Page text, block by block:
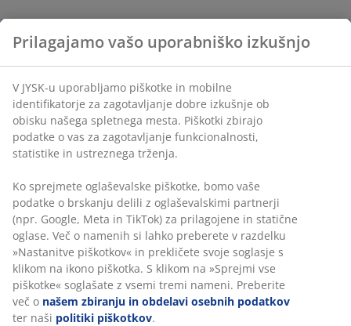
Prilagajamo vašo uporabniško izkušnjo
V JYSK-u uporabljamo piškotke in mobilne
identifikatorje za zagotavljanje dobre izkušnje ob
obisku našega spletnega mesta. Piškotki zbirajo
podatke o vas za zagotavljanje funkcionalnosti,
statistike in ustreznega trženja.
Ko sprejmete oglaševalske piškotke, bomo vaše
podatke o brskanju delili z oglaševalskimi partnerji
(npr. Google, Meta in TikTok) za prilagojene in statične
oglase. Več o namenih si lahko preberete v razdelku
»Nastanitve piškotkov« in prekličete svoje soglasje s
klikom na ikono piškotka. S klikom na »Sprejmi vse
piškotke« soglašate z vsemi tremi nameni. Preberite
več o našem zbiranju in obdelavi osebnih podatkov
ter naši politiki piškotkov.